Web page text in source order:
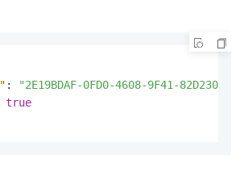
:
"2E19BDAF-0FD0-4608-9F41-
true